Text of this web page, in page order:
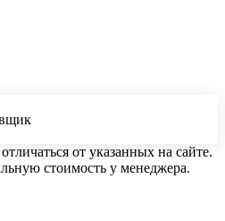
от указанных на сайте.
стоимость у менеджера.